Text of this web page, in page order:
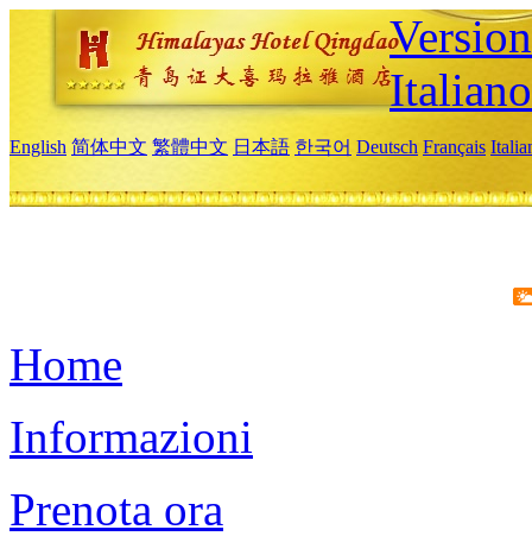
Italiano
English 简体中文 繁體中文 日本語 한국어 Deutsch Français
Home
Informazioni
Prenota ora